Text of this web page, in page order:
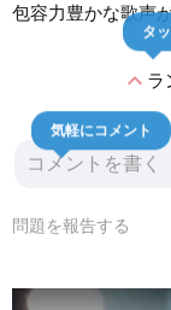
包容力豊かな歌声
expand_lessラ
タ
気軽にコメント
問題を報告する